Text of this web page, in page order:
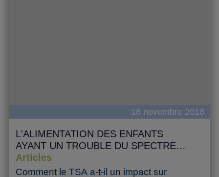
18 novembre 2018
L'ALIMENTATION DES ENFANTS
AYANT UN TROUBLE DU SPECTRE
DE L'AUTISME
Articles
Comment le TSA a-t-il un impact sur